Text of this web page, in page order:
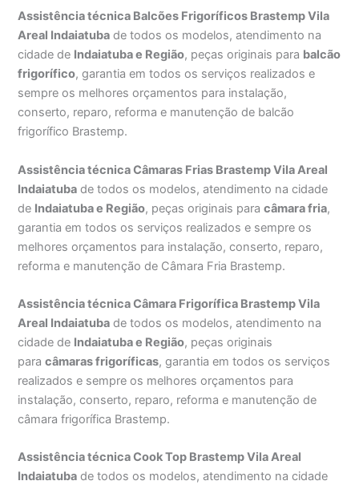
Assistência técnica Balcões Frigoríficos Brastemp Vila
Areal Indaiatuba de todos os modelos, atendimento na
cidade de Indaiatuba e Região, peças originais para balcão
frigorífico, garantia em todos os serviços realizados e
sempre os melhores orçamentos para instalação,
conserto, reparo, reforma e manutenção de balcão
frigorífico Brastemp.
Assistência técnica Câmaras Frias Brastemp Vila Areal
Indaiatuba de todos os modelos, atendimento na cidade
de Indaiatuba e Região, peças originais paracâmara fria,
garantia em todos os serviços realizados e sempre os
melhores orçamentos para instalação, conserto, reparo,
reforma e manutenção de Câmara Fria Brastemp.
Assistência técnica Câmara Frigorífica Brastemp Vila
Areal Indaiatuba de todos os modelos, atendimento na
cidade de Indaiatuba e Região, peças originais
paracâmaras frigoríficas, garantia em todos os serviços
realizados e sempre os melhores orçamentos para
instalação, conserto, reparo, reforma e manutenção de
câmara frigorífica Brastemp.
Assistência técnica Cook Top Brastemp Vila Areal
Indaiatuba de todos os modelos, atendimento na cidade